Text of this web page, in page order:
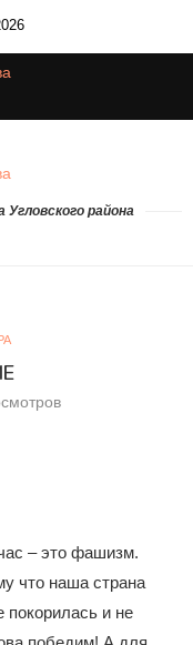
района
– это фашизм.
что наша страна
покорилась и не